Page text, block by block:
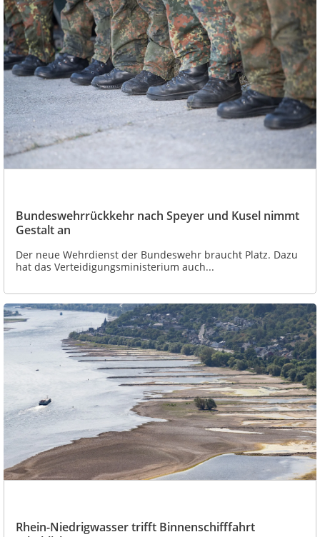
Bundeswehrrückkehr nach Speyer und Kusel nimmt
Gestalt an
Der neue Wehrdienst der Bundeswehr braucht Platz. Dazu
hat das Verteidigungsministerium auch...
Rhein-Niedrigwasser trifft Binnenschifffahrt